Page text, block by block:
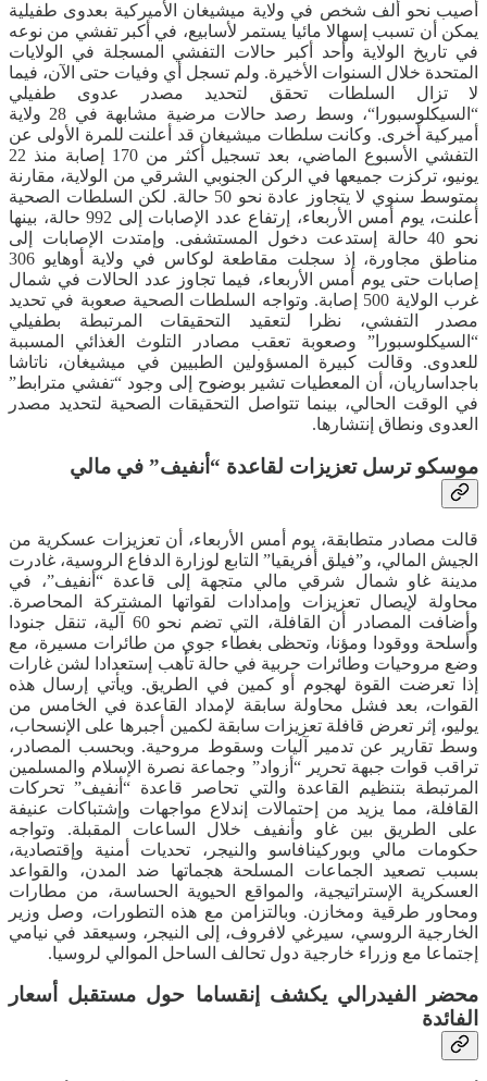
أصيب نحو ألف شخص في ولاية ميشيغان الأميركية بعدوى طفيلية
يمكن أن تسبب إسهالا مائيا يستمر لأسابيع، في أكبر تفشي من نوعه
في تاريخ الولاية وأحد أكبر حالات التفشي المسجلة في الولايات
المتحدة خلال السنوات الأخيرة. ولم تسجل أي وفيات حتى الآن، فيما
لا تزال السلطات تحقق لتحديد مصدر عدوى طفيلي
“السيكلوسبورا“، وسط رصد حالات مرضية مشابهة في 28 ولاية
أميركية أخرى. وكانت سلطات ميشيغان قد أعلنت للمرة الأولى عن
التفشي الأسبوع الماضي، بعد تسجيل أكثر من 170 إصابة منذ 22
يونيو، تركزت جميعها في الركن الجنوبي الشرقي من الولاية، مقارنة
بمتوسط سنوي لا يتجاوز عادة نحو 50 حالة. لكن السلطات الصحية
أعلنت، يوم أمس الأربعاء، إرتفاع عدد الإصابات إلى 992 حالة، بينها
نحو 40 حالة إستدعت دخول المستشفى. وإمتدت الإصابات إلى
مناطق مجاورة، إذ سجلت مقاطعة لوكاس في ولاية أوهايو 306
إصابات حتى يوم أمس الأربعاء، فيما تجاوز عدد الحالات في شمال
غرب الولاية 500 إصابة. وتواجه السلطات الصحية صعوبة في تحديد
مصدر التفشي، نظرا لتعقيد التحقيقات المرتبطة بطفيلي
“السيكلوسبورا” وصعوبة تعقب مصادر التلوث الغذائي المسببة
للعدوى. وقالت كبيرة المسؤولين الطبيين في ميشيغان، ناتاشا
باجداساريان، أن المعطيات تشير بوضوح إلى وجود “تفشي مترابط”
في الوقت الحالي، بينما تتواصل التحقيقات الصحية لتحديد مصدر
العدوى ونطاق إنتشارها.
موسكو ترسل تعزيزات لقاعدة “أنفيف” في مالي
‏قالت مصادر متطابقة، يوم أمس الأربعاء، أن تعزيزات عسكرية من
الجيش المالي، و”فيلق أفريقيا” التابع لوزارة الدفاع الروسية، غادرت
مدينة غاو شمال شرقي مالي متجهة إلى قاعدة “أنفيف”، في
محاولة لإيصال تعزيزات وإمدادات لقواتها المشتركة المحاصرة.
وأضافت المصادر أن القافلة، التي تضم نحو 60 آلية، تنقل جنودا
وأسلحة ووقودا ومؤنا، وتحظى بغطاء جوي من طائرات مسيرة، مع
وضع مروحيات وطائرات حربية في حالة تأهب إستعدادا لشن غارات
إذا تعرضت القوة لهجوم أو كمين في الطريق. ‏ويأتي إرسال هذه
القوات، بعد فشل محاولة سابقة لإمداد القاعدة في الخامس من
يوليو، إثر تعرض قافلة تعزيزات سابقة لكمين أجبرها على الإنسحاب،
وسط تقارير عن تدمير آليات وسقوط مروحية. ‏وبحسب المصادر،
تراقب قوات جبهة تحرير “أزواد” وجماعة نصرة الإسلام والمسلمين
المرتبطة بتنظيم القاعدة والتي تحاصر قاعدة “أنفيف” تحركات
القافلة، مما يزيد من إحتمالات إندلاع مواجهات وإشتباكات عنيفة
على الطريق بين غاو وأنفيف خلال الساعات المقبلة. وتواجه
حكومات مالي وبوركينافاسو والنيجر، تحديات أمنية وإقتصادية،
بسبب تصعيد الجماعات المسلحة هجماتها ضد المدن، والقواعد
العسكرية الإستراتيجية، والمواقع الحيوية الحساسة، من مطارات
ومحاور طرقية ومخازن. ‏وبالتزامن مع هذه التطورات، وصل وزير
الخارجية الروسي، سيرغي لافروف، إلى النيجر، وسيعقد في نيامي
إجتماعا مع وزراء خارجية دول تحالف الساحل الموالي لروسيا.
محضر الفيدرالي يكشف إنقساما حول مستقبل أسعار
الفائدة